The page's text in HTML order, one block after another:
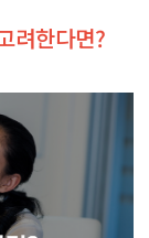
려한다면?